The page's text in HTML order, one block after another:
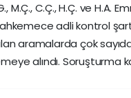
M.Ç., C.Ç., H.Ç. ve
adli kontrol
aramalarda çok
alındı.